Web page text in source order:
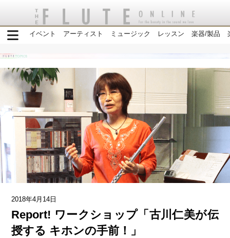
イベント アーティスト ミュージック レッスン 楽器/製品
2018年4月14日
Report! ワークショップ「古川仁美が伝
授する キホンの手前！」